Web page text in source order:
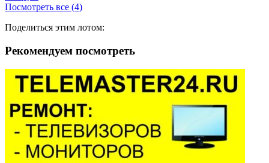
Посмотреть все (4)
Поделиться этим лотом:
Рекомендуем посмотреть